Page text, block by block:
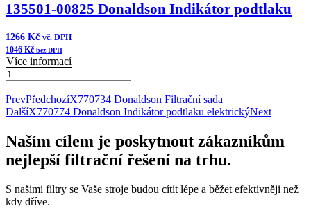
135501-00825 Donaldson Indikátor podtlaku
1266 Kč vč. DPH
1046 Kč bez DPH
Více informací
135501-
Donaldson
Indikátor
množství
PrevPředchozíX770734 Donaldson Filtrační sada
DalšíX770774 Donaldson Indikátor podtlaku elektrickýNext
Naším cílem je poskytnout zákazníkům
nejlepší filtrační řešení na trhu.
S našimi filtry se Vaše stroje budou cítit lépe a běžet efektivněji než
kdy dříve.